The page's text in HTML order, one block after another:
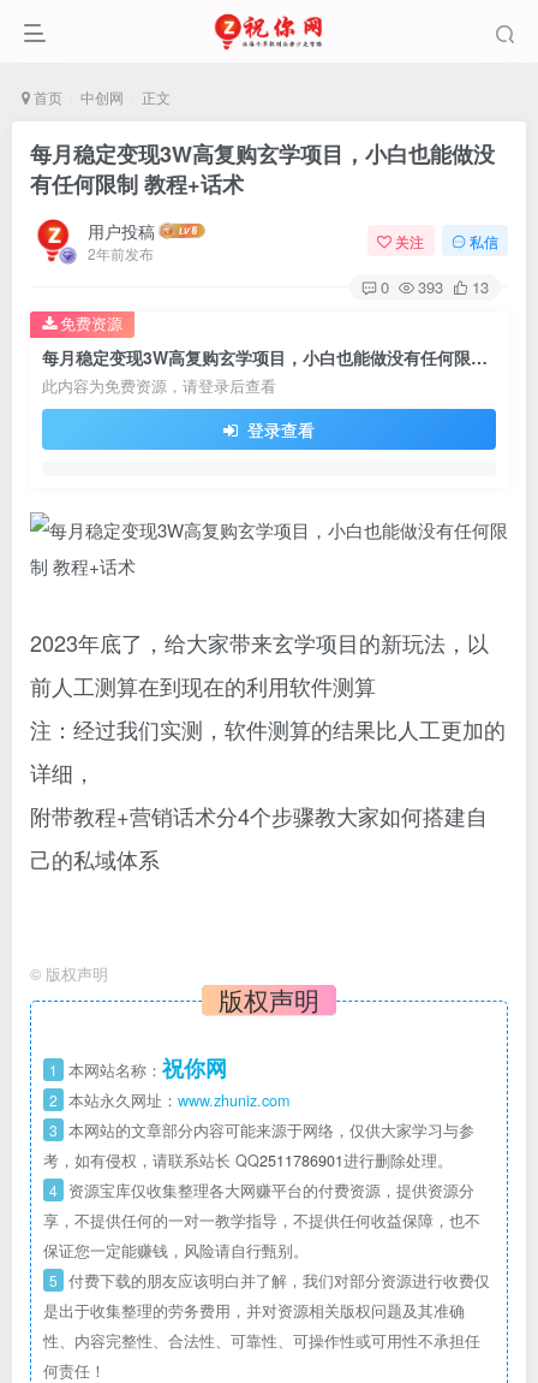
首页 中创网 正文
每月稳定变现3W高复购玄学项目，小白也能做没
有任何限制 教程+话术
用户投稿
2年前发布
关注 私信
0 393 13
每月稳定变现3W高复购玄学项目，小白也能做没有任何限制 教程+话术
此内容为免费资源，请登录后查看
登录查看
免费资源
2023年底了，给大家带来玄学项目的新玩法，以
前人工测算在到现在的利用软件测算
注：经过我们实测，软件测算的结果比人工更加的
详细，
附带教程+营销话术分4个步骤教大家如何搭建自
己的私域体系
© 版权声明
版权声明
1 本网站名称： 祝你网
2 本站永久网址： www.zhuniz.com
3 本网站的文章部分内容可能来源于网络，仅供大家学习与参
考，如有侵权，请联系站长 QQ2511786901进行删除处理。
4 资源宝库仅收集整理各大网赚平台的付费资源，提供资源分
享，不提供任何的一对一教学指导，不提供任何收益保障，也不
保证您一定能赚钱，风险请自行甄别。
5 付费下载的朋友应该明白并了解，我们对部分资源进行收费仅
是出于收集整理的劳务费用，并对资源相关版权问题及其准确
性、内容完整性、合法性、可靠性、可操作性或可用性不承担任
何责任！